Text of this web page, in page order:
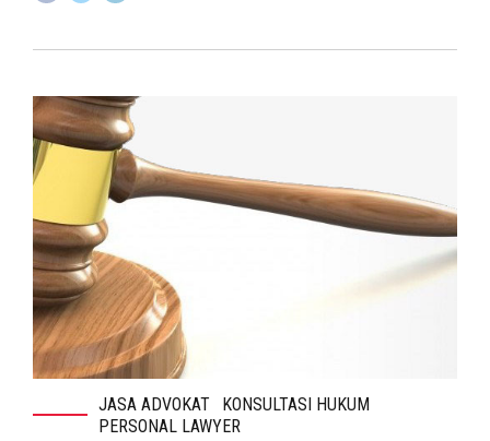
JASA ADVOKAT
KONSULTASI HUKUM
PERSONAL LAWYER